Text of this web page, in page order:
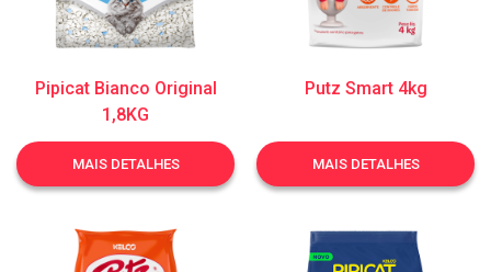
Pipicat Bianco Original
1,8KG
MAIS DETALHES
Putz Smart 4kg
MAIS DETALHES